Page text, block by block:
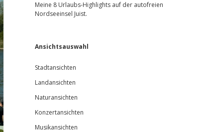
Meine 8 Urlaubs-Highlights auf der autofreien
Nordseeinsel Juist.
Ansichtsauswahl
Stadtansichten
Landansichten
Naturansichten
Konzertansichten
Musikansichten